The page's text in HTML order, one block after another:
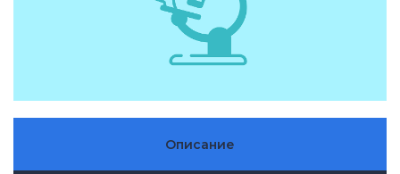
Описание